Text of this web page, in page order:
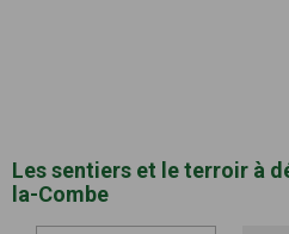
Les sentiers et le terroir à
la-Combe